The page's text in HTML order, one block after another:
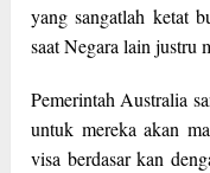
yang sangatlah ketat
saat Negara lain justru
Pemerintah Australia
untuk mereka akan
visa berdasar kan